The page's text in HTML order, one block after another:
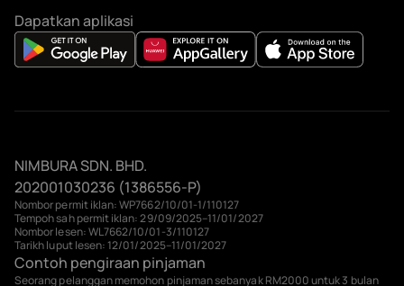
Dapatkan aplikasi
NIMBURA SDN. BHD.
202001030236 (1386556-P)
Nombor permit iklan: WP7662/10/01-1/110127
Tempoh sah permit iklan: 29/09/2025–11/01/2027
Nombor lesen: WL7662/10/01-3/110127
Tarikh luput lesen: 12/01/2025–11/01/2027
Contoh pengiraan pinjaman
Seorang pelanggan memohon pinjaman sebanyak RM2000 untuk 3 bulan